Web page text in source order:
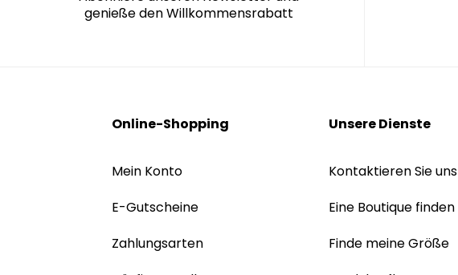
genieße den Willkommensrabatt
Online-Shopping
Mein Konto
E-Gutscheine
Zahlungsarten
Unsere Dienste
Kontaktieren Sie uns
Eine Boutique finden
Finde meine Größe